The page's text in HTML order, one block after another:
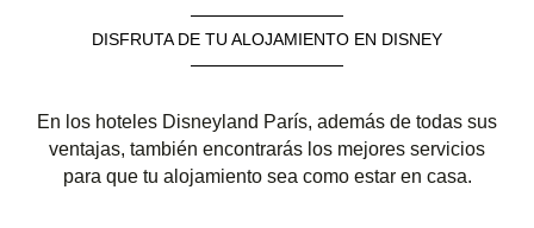
DISFRUTA DE TU ALOJAMIENTO EN DISNEY
En los hoteles Disneyland París, además de todas sus
ventajas, también encontrarás los mejores servicios
para que tu alojamiento sea como estar en casa.